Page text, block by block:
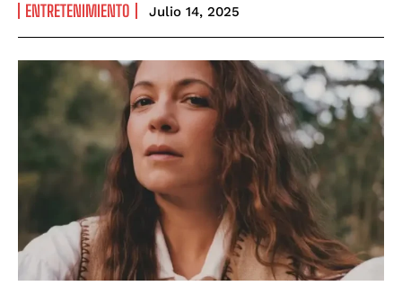
ENTRETENIMIENTO Julio 14, 2025